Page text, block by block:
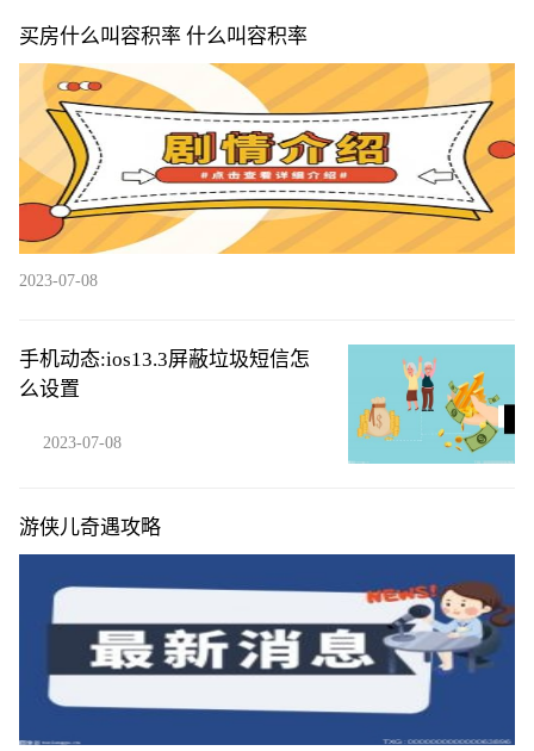
买房什么叫容积率 什么叫容积率
2023-07-08
手机动态:ios13.3屏蔽垃圾短信怎
么设置
2023-07-08
游侠儿奇遇攻略